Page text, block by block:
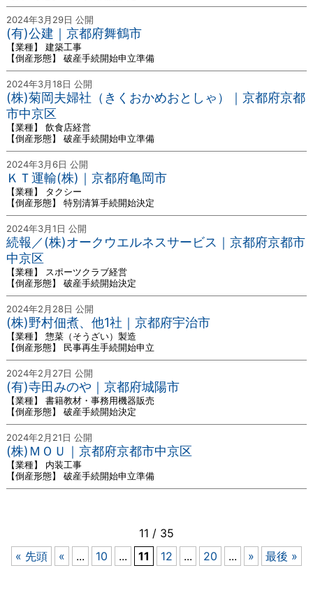
2024年3月29日 公開
(有)公建｜京都府舞鶴市
【業種】 建築工事
【倒産形態】 破産手続開始申立準備
2024年3月18日 公開
(株)菊岡夫婦社（きくおかめおとしゃ）｜京都府京都
市中京区
【業種】 飲食店経営
【倒産形態】 破産手続開始申立準備
2024年3月6日 公開
ＫＴ運輸(株)｜京都府亀岡市
【業種】 タクシー
【倒産形態】 特別清算手続開始決定
2024年3月1日 公開
続報／(株)オークウエルネスサービス｜京都府京都市
中京区
【業種】 スポーツクラブ経営
【倒産形態】 破産手続開始決定
2024年2月28日 公開
(株)野村佃煮、他1社｜京都府宇治市
【業種】 惣菜（そうざい）製造
【倒産形態】 民事再生手続開始申立
2024年2月27日 公開
(有)寺田みのや｜京都府城陽市
【業種】 書籍教材・事務用機器販売
【倒産形態】 破産手続開始決定
2024年2月21日 公開
(株)ＭＯＵ｜京都府京都市中京区
【業種】 内装工事
【倒産形態】 破産手続開始申立準備
11 / 35
« 先頭
« ... 10 ... 11 12 ... 20 ... » 最後 »